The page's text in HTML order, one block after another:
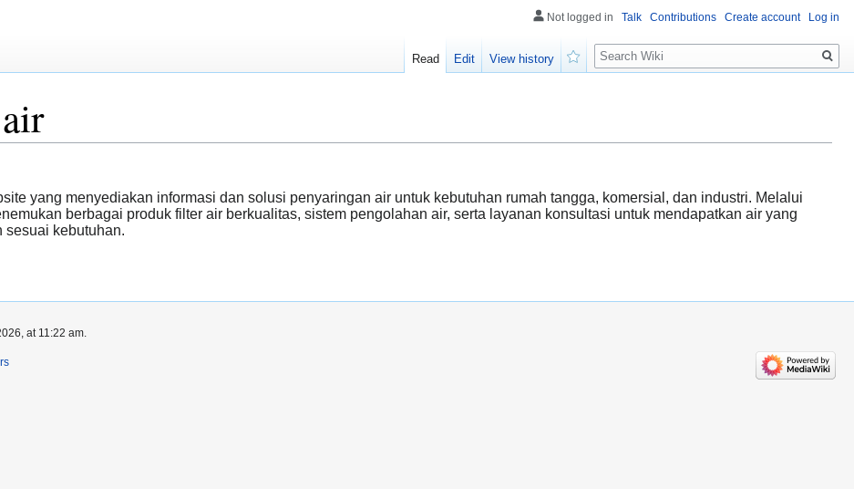
yang menyediakan informasi dan solusi penyaringan air untuk kebutuhan rumah tangga, komersial, dan industri. Melalui
berbagai produk filter air berkualitas, sistem pengolahan air, serta layanan konsultasi untuk mendapatkan air yang
sesuai kebutuhan.
Not logged in Talk Contributions Create account Log in
Read Edit
View history
Search
at 11:22 am.